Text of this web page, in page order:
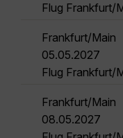
Flug Frankfurt/
Frankfurt/Main
05.05.2027
Flug Frankfurt/
Frankfurt/Main
08.05.2027